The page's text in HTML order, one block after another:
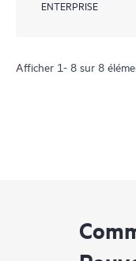
ENTERPRISE
Afficher 1- 8 sur 8